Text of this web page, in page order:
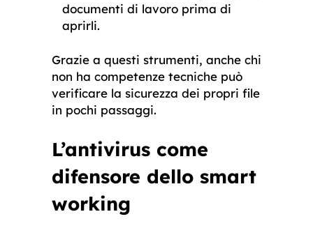
documenti di lavoro prima di
aprirli.
Grazie a questi strumenti, anche chi
non ha competenze tecniche può
verificare la sicurezza dei propri file
in pochi passaggi.
L’antivirus come
difensore dello smart
working